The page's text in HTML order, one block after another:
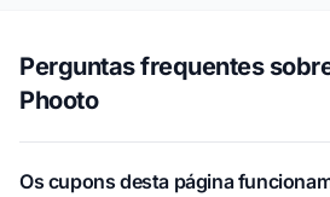
Perguntas frequentes
Phooto
Os cupons desta página